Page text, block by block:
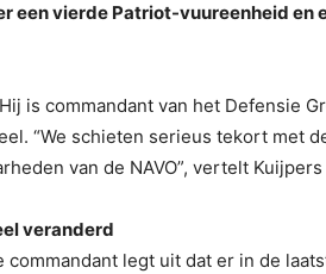
een vierde Patriot-vuureenheid en
is commandant van het Defensie
“We schieten serieus tekort met
van de NAVO”, vertelt
veranderd
commandant legt uit dat er in de